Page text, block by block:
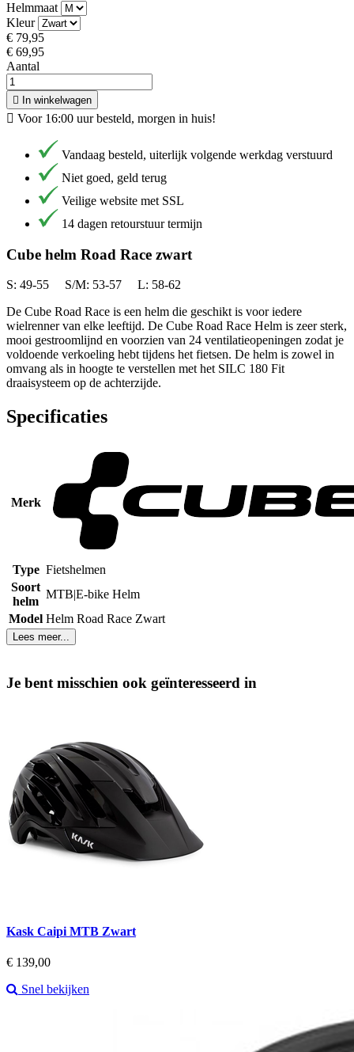
Helmmaat
Kleur
€ 79,95
€ 69,95
Aantal
 In winkelwagen
 Voor 16:00 uur besteld, morgen in huis!
Vandaag besteld, uiterlijk volgende werkdag verstuurd
Niet goed, geld terug
Veilige website met SSL
14 dagen retourstuur termijn
Cube helm Road Race zwart
S: 49-55 S/M: 53-57 L: 58-62
De Cube Road Race is een helm die geschikt is voor iedere
wielrenner van elke leeftijd. De Cube Road Race Helm is zeer sterk,
mooi gestroomlijnd en voorzien van 24 ventilatieopeningen zodat je
voldoende verkoeling hebt tijdens het fietsen. De helm is zowel in
omvang als in hoogte te verstellen met het SILC 180 Fit
draaisysteem op de achterzijde.
Specificaties
Merk
Type Fietshelmen
Soort
helm
MTB|E-bike Helm
Model Helm Road Race Zwart
Lees meer...
Je bent misschien ook geïnteresseerd in
Kask Caipi MTB Zwart
Prijs
€ 139,00
Snel bekijken